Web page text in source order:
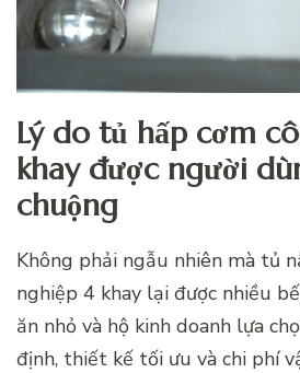
Lý do tủ hấp cơm
khay được người
chuộng
Không phải ngẫu nhiên mà tủ
nghiệp 4 khay lại được nhiều
ăn nhỏ và hộ kinh doanh lựa
định, thiết kế tối ưu và chi phí